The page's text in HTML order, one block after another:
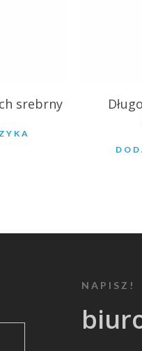
srebrny
NAPISZ!